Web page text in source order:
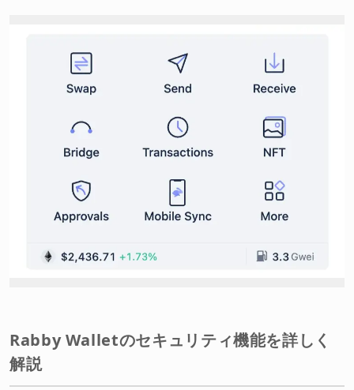
Rabby Walletのセキュリティ機能を詳しく
解説